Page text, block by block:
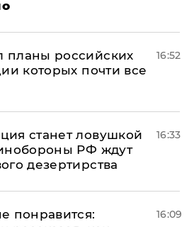
планы российских
которых почти все
16:52
станет ловушкой
РФ ждут
дезертирства
16:33
понравится:
16:09